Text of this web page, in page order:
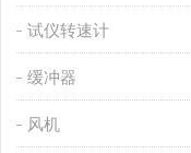
试仪转速计
缓冲器
风机